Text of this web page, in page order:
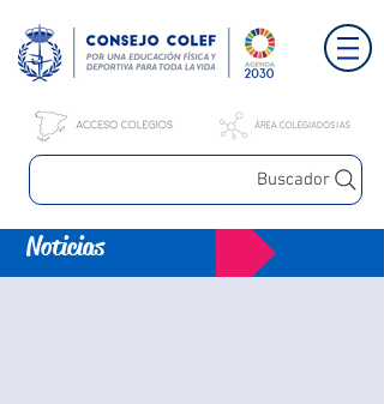
Buscador
Noticias